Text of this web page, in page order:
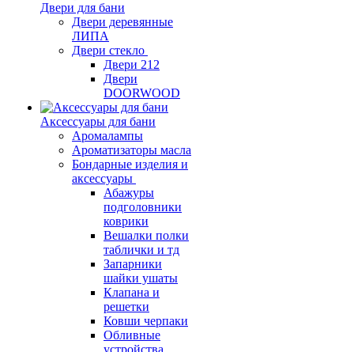
Двери для бани
Двери деревянные
ЛИПА
Двери стекло
Двери 212
Двери
DOORWOOD
Аксессуары для бани
Аромалампы
Ароматизаторы масла
Бондарные изделия и
аксессуары
Абажуры
подголовники
коврики
Вешалки полки
таблички и тд
Запарники
шайки ушаты
Клапана и
решетки
Ковши черпаки
Обливные
устройства